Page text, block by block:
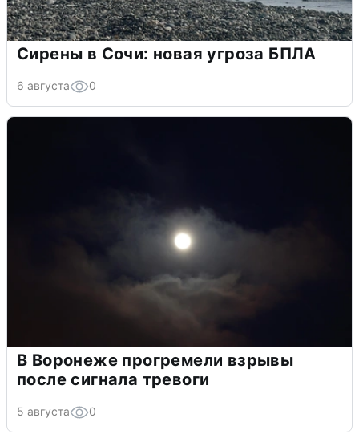
Сирены в Сочи: новая угроза БПЛА
6 августа 0
В Воронеже прогремели взрывы
после сигнала тревоги
5 августа 0